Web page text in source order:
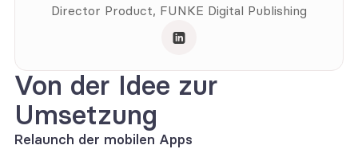
Director Product, FUNKE Digital Publishing
Von der Idee zur
Umsetzung
Relaunch der mobilen Apps